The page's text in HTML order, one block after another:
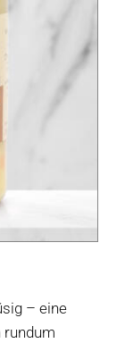
– eine
rundum